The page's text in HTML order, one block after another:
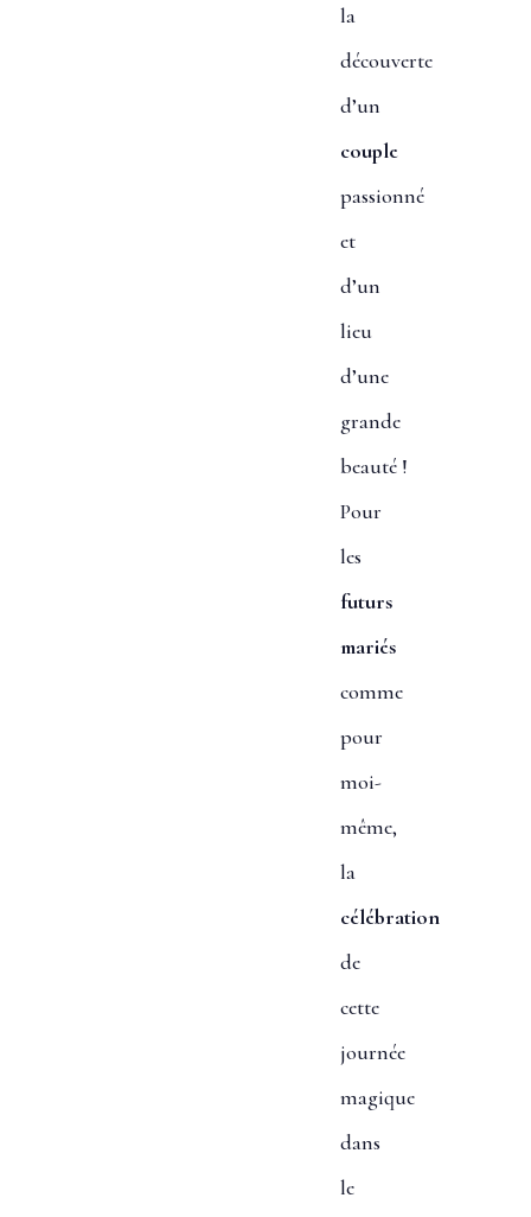
la
découverte
d’un
couple
passionné
et
d’un
lieu
d’une
grande
beauté !
Pour
les
futurs
mariés
comme
pour
moi-
même,
la
célébration
de
cette
journée
magique
dans
le